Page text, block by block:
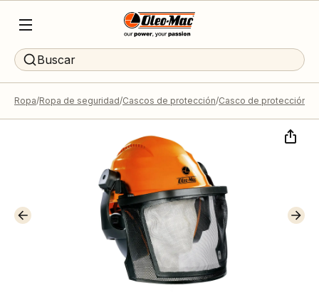
Buscar
Ropa Ropa de seguridad Cascos de protección Casco de protección